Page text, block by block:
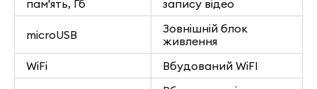
пам'ять, Гб
запису відео
microUSB
Зовнішній блок
живлення
WiFi
Вбудований WiFI